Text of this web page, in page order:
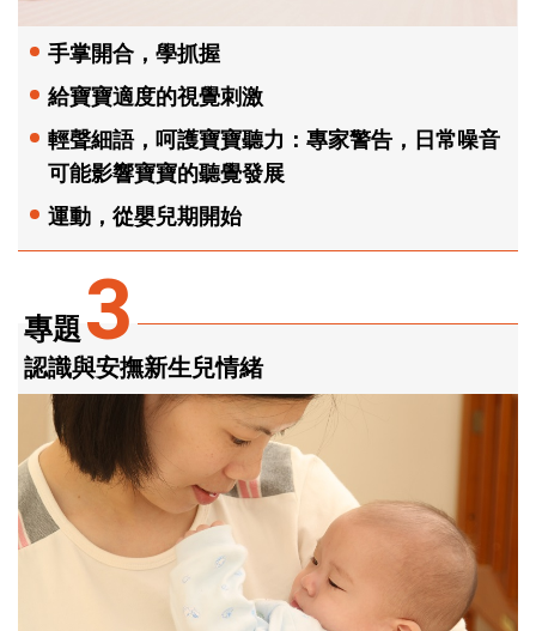
專題3
認識與安撫新生兒情緒
手掌開合，學抓握
給寶寶適度的視覺刺激
輕聲細語，呵護寶寶聽力：專家警告，日常噪音
可能影響寶寶的聽覺發展
運動，從嬰兒期開始